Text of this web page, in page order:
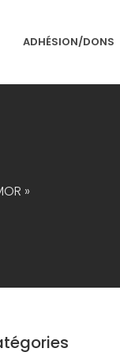
ADHÉSION/DONS
»